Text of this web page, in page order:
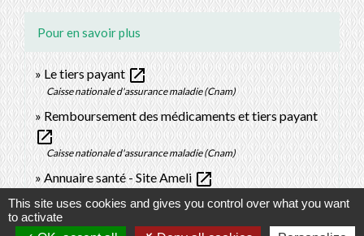
Pour en savoir plus
Le tiers payantopen_in_new
Caisse nationale d'assurance maladie (Cnam)
Remboursement des médicaments et tiers payant
open_in_new
Caisse nationale d'assurance maladie (Cnam)
Annuaire santé - Site Ameli open_in_new
This site uses cookies and gives you control over what you want
to activate